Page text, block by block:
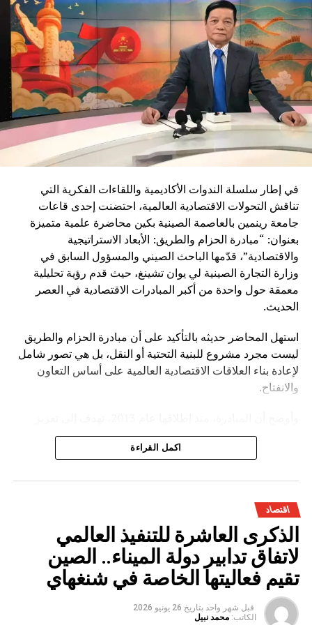
وربط مختلف جهات المملكة
في إطار سلسلة الندوات الأكاديمية واللقاءات الفكرية التي
تناقش التحولات الاقتصادية العالمية، احتضنت إحدى قاعات
جامعة رينمين بالعاصمة الصينية بكين محاضرة علمية متميزة
بعنوان: “مبادرة الحزام والطريق: الأبعاد الاستراتيجية
والاقتصادية”، قدّمها الباحث الصيني والمسؤول السابق في
وزارة التجارة الصينية لي يوان تشينغ، حيث قدم رؤية تحليلية
معمقة حول واحدة من أكبر المبادرات الاقتصادية في العصر
الحديث.
استهل المحاضر حديثه بالتأكيد على أن مبادرة الحزام والطريق
ليست مجرد مشروع للبنية التحتية أو النقل، بل هي تصور شامل
لإعادة بناء العلاقات الاقتصادية العالمية على أساس التعاون
والانفتاح.
الترابط بين القارات الثلاث عبر شبكة واسعة من الموانئ
والسكك الحديدية والطرق البرية والممرات البحرية، إضافة إلى
الصناعي.
وخلال عرضه التفصيلي، أبرز لي يوان تشينغ أن المبادرة ساهمت
في خلق دينامية اقتصادية جديدة بين الصين والدول المشاركة،
من خلال:
تعزيز حجم التبادل التجاري الدولي
دعم مشاريع البنية التحتية في الدول النامية
اكمل القراءة
اقتصاد
الذكرى العاشرة للتنفيذ العالمي
لاتفاق تدابير دولة الميناء.. الصين
تقيم فعاليتها الخاصة في شنغهاي
قبل شهر واحد بتاريخ 26 يونيو 2026
الكاتب: محمد نبيل